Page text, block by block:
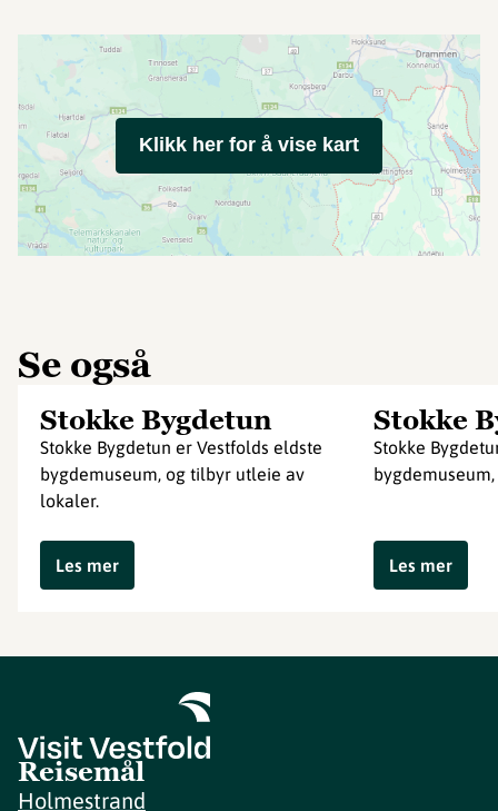
Klikk her for å vise kart
Se også
Stokke Bygdetun
Stokke Bygdetun er Vestfolds eldste
bygdemuseum, og tilbyr utleie av
lokaler.
Les mer
Stokke
Stokke
Les mer
Reisemål
Holmestrand